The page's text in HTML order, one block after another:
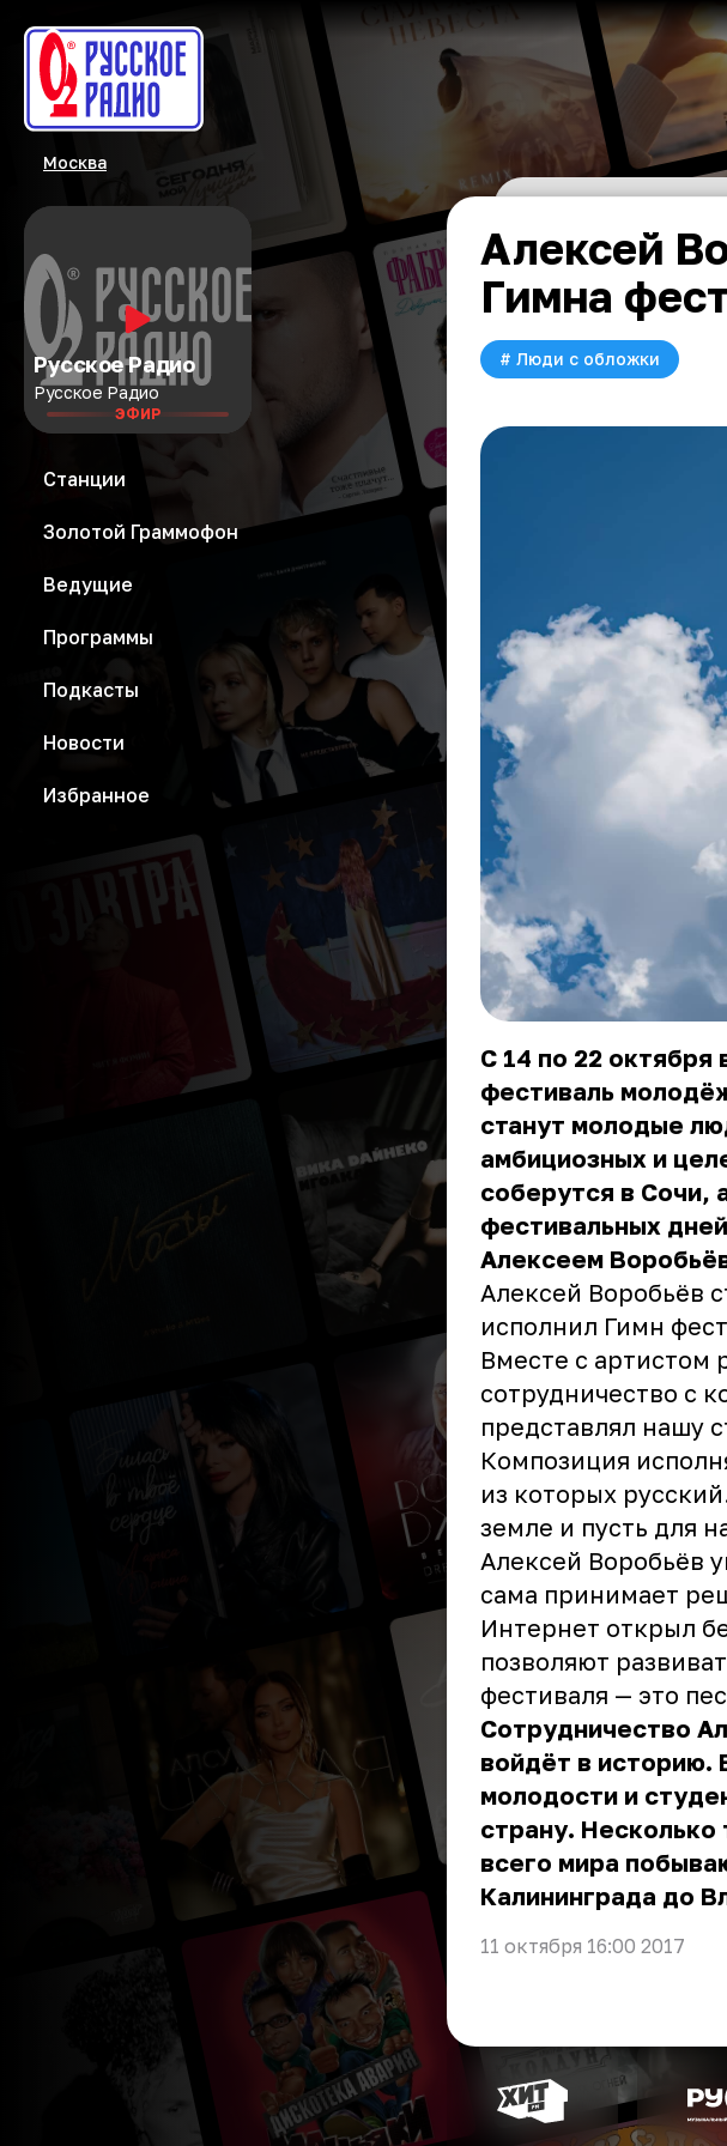
Москва
Русское Радио
Русское Радио
ЭФИР
Станции
Золотой Граммофон
Ведущие
Программы
Подкасты
Новости
Избранное
Алексей
Гимна
# Люди с обложки
С 14 по 22 октября
фестиваль
станут молодые
амбициозных и
соберутся в Сочи,
фестивальных
Алексеем
Алексей Воробьёв
исполнил Гимн
Вместе с артистом
сотрудничество с
представлял нашу
Композиция
из которых
земле и пусть для
Алексей Воробьёв
сама принимает
Интернет открыл
позволяют
фестиваля — это
Сотрудничество
войдёт в историю.
молодости и
страну.
всего мира
Калининграда до
11 октября 16:00 2017